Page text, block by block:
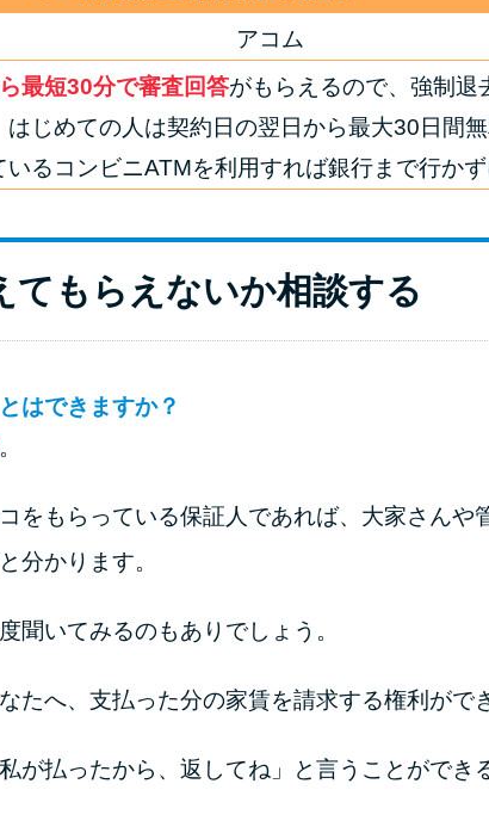
アコム
最短30分で審査回答がもらえるので、強制退
はじめての人は契約日の翌日から最大30日間
いるコンビニATMを利用すれば銀行まで行か
てもらえないか相談する
はできますか？
。
をもらっている保証人であれば、大家さんや
分かります。
聞いてみるのもありでしょう。
たへ、支払った分の家賃を請求する権利がで
が払ったから、返してね」と言うことができ